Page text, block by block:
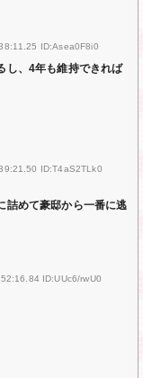
ID:Asea0F8i0
し、4年も維持できれば
ID:T4aS2TLk0
詰めて豪邸から一番に逃
ID:UUc6/rwU0